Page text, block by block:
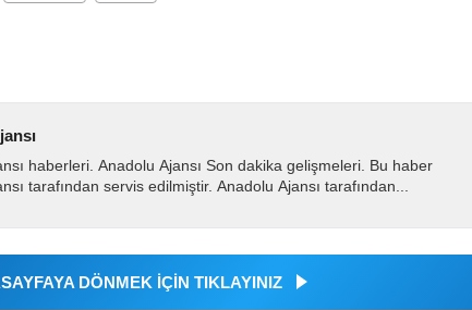
haberleri. Anadolu Ajansı Son dakika gelişmeleri. Bu haber
tarafından servis edilmiştir. Anadolu Ajansı tarafından...
DÖNMEK İÇİN TIKLAYINIZ